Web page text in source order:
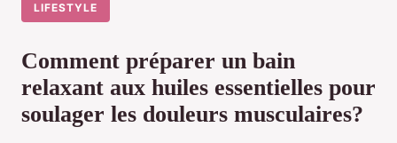
LIFESTYLE
Comment préparer un bain
relaxant aux huiles essentielles pour
soulager les douleurs musculaires?